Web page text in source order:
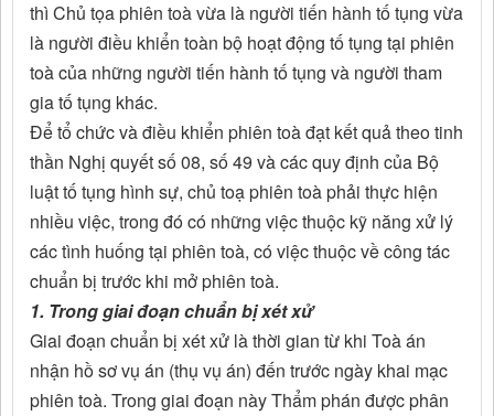
thì Chủ tọa phiên toà vừa là người tiến hành tố tụng vừa
là người điều khiển toàn bộ hoạt động tố tụng tại phiên
toà của những người tiến hành tố tụng và người tham
gia tố tụng khác.
Để tổ chức và điều khiển phiên toà đạt kết quả theo tinh
thần Nghị quyết số 08, số 49 và các quy định của Bộ
luật tố tụng hình sự, chủ toạ phiên toà phải thực hiện
nhiều việc, trong đó có những việc thuộc kỹ năng xử lý
các tình huống tại phiên toà, có việc thuộc về công tác
chuẩn bị trước khi mở phiên toà.
1. Trong giai đoạn chuẩn bị xét xử
Giai đoạn chuẩn bị xét xử là thời gian từ khi Toà án
nhận hồ sơ vụ án (thụ vụ án) đến trước ngày khai mạc
phiên toà. Trong giai đoạn này Thẩm phán được phân